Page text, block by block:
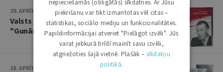
29. APRĪLIS • 14:04
Valsts svētku noskaņā – grāmata
"Gunārs Astra. Pēdējais Vārds"
18. APRĪLIS • 09:23
nepieciešamās (obligātās) sīkdatnes. Ar Jūsu
piekrišanu var tikt izmantotas vēl citas –
statistikas, sociālo mediju un funkcionalitātes.
Papildinformācijai atveriet "Pielāgot izvēli". Jūs
varat jebkurā brīdī mainīt savu izvēli,
atgriežoties šajā vietnē. Plašāk – sīkdatņu
politikā.